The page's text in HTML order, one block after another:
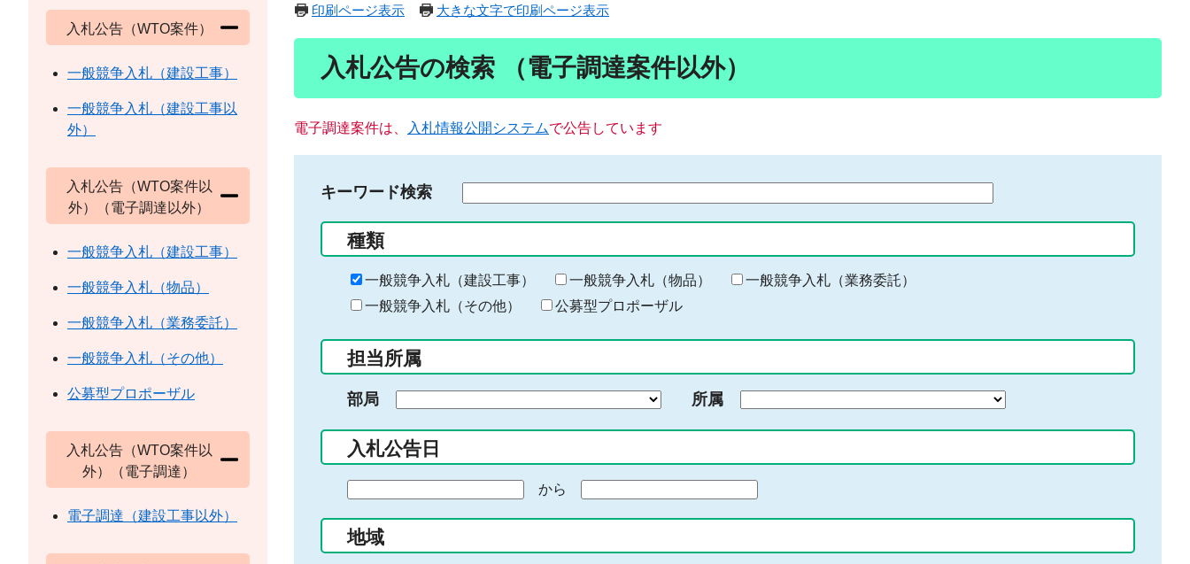
印刷ページ表示 大きな文字で印刷ページ表示
入札公告の検索 （電子調達案件以外）
電子調達案件は、 入札情報公開システムで公告しています
キーワード検索
る
キ
ー
ー
入
力
種類
一般競争入札（建設工事） 一般競争入札（物品）
一般競争入札（業務委託）
一般競争入札（その他）
公募型プロポーザル
担当所属
部局 所属
入札公告日
の
始
から
終
地域
入札公告（WTO案件）
一般競争入札（建設工事）
一般競争入札（建設工事以
外）
入札公告（WTO案件以
外）（電子調達以外）
一般競争入札（建設工事）
一般競争入札（物品）
一般競争入札（業務委託）
一般競争入札（その他）
公募型プロポーザル
入札公告（WTO案件以
外）（電子調達）
電子調達（建設工事以外）